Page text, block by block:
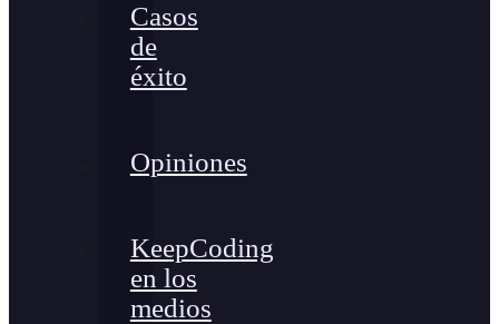
Casos
de
éxito
Opiniones
KeepCoding
en los
medios